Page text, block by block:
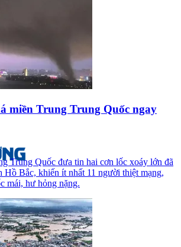
miền Trung Trung Quốc ngay
Trung Quốc đưa tin hai cơn lốc xoáy lớn đã
Hồ Bắc, khiến ít nhất 11 người thiệt mạng,
mái, hư hỏng nặng.